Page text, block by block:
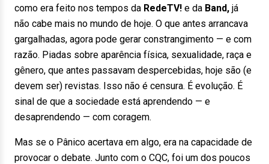
como era feito nos tempos da RedeTV! e da Band, já
não cabe mais no mundo de hoje. O que antes arrancava
gargalhadas, agora pode gerar constrangimento — e com
razão. Piadas sobre aparência física, sexualidade, raça e
gênero, que antes passavam despercebidas, hoje são (e
devem ser) revistas. Isso não é censura. É evolução. É
sinal de que a sociedade está aprendendo — e
desaprendendo — com coragem.
Mas se o Pânico acertava em algo, era na capacidade de
provocar o debate. Junto com o CQC, foi um dos poucos